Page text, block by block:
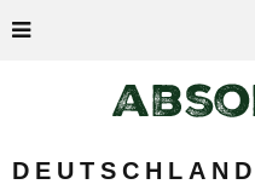
DEUTSCHLAND